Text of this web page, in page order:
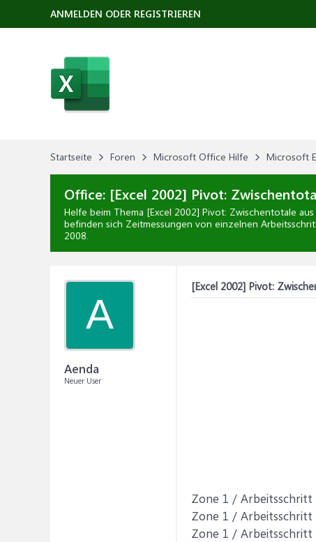
Startseite Foren Microsoft Office Hilfe Microsoft
Office: [Excel 2002] Pivot:
Helfe beim Thema [Excel 2002] Pivot: Zwischentotale
befinden sich Zeitmessungen von einzelnen
2008.
A
Aenda
Neuer User
[Excel 2002] Pivot:
Zone 1 / Arbeitsschritt
Zone 1 / Arbeitsschritt
Zone 1 / Arbeitsschritt
ANMELDEN ODER REGISTRIEREN